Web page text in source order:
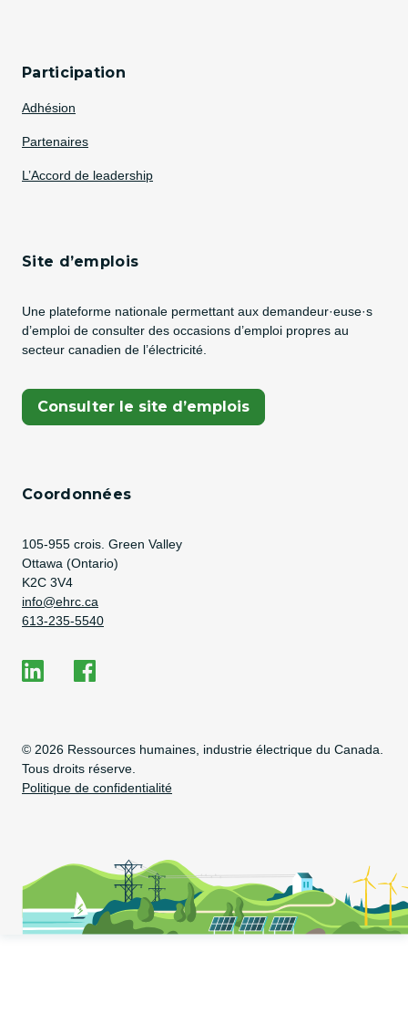
Participation
Adhésion
Partenaires
L’Accord de leadership
Site d’emplois
Une plateforme nationale permettant aux demandeur·euse·s
d’emploi de consulter des occasions d’emploi propres au
secteur canadien de l’électricité.
Consulter le site d’emplois
(Opens In A New Tab)
Coordonnées
Address
105-955 crois. Green Valley
Ottawa (Ontario)
K2C 3V4
Adresse courriel
info@ehrc.ca
Numéro de téléphone
613-235-5540
Copyright Information
© 2026 Ressources humaines, industrie électrique du Canada.
Tous droits réserve.
Politique de confidentialité